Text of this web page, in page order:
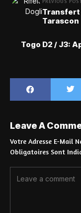
Transfert
Tarascon
Togo D2 / J3:
Leave A
Votre Adresse E-Mail
Obligatoires Sont